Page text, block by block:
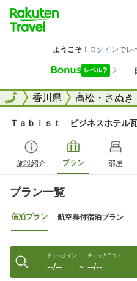
全国香川県 高松・さぬき
全国
Ｔａｂｉｓｔ ビジネスホテル
施設紹介 プラン 部屋
プラン一覧
宿泊プラン 航空券付宿泊プラン
チェックイン
--/-- 〜
チェックアウト
--/--